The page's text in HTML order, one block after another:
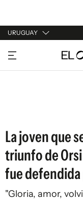
URUGUAY
URUGUAY
ARGENTINA
La joven que
triunfo de
fue defendida
"Gloria, amor,